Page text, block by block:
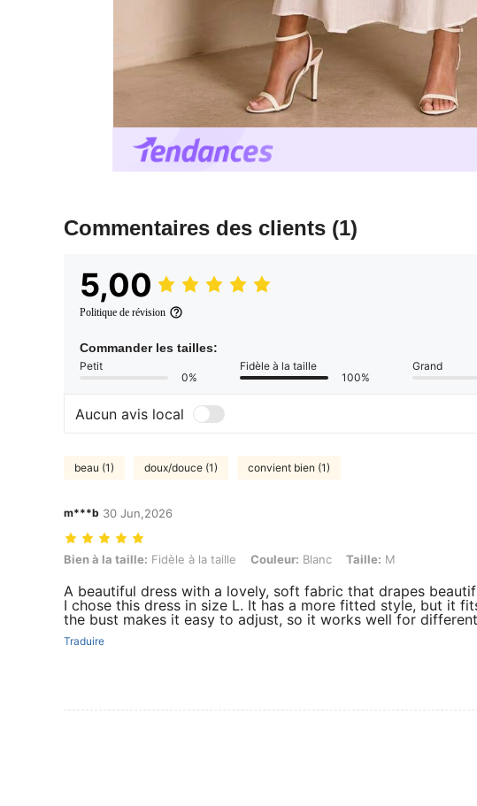
Commentaires des clients (1)
5,00
Politique de révision
Commander les tailles:
Petit
0%
Fidèle à la taille
100%
Grand
Aucun avis local
beau (1) doux/douce (1) convient bien (1)
m***b 30 Jun,2026
Bien à la taille: Fidèle à la taille, Couleur: Blanc, Taille: M
Bien à la taille: Fidèle à la taille Couleur: Blanc Taille: M
A beautiful dress with a lovely, soft fabric that drapes
I chose this dress in size L. It has a more fitted style, but it
the bust makes it easy to adjust, so it works well for
Traduire